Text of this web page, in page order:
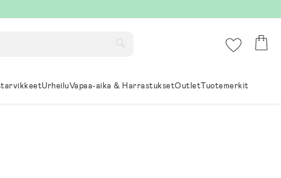
UrheiluVapaa-aika & HarrastuksetOutletTuotemerkit